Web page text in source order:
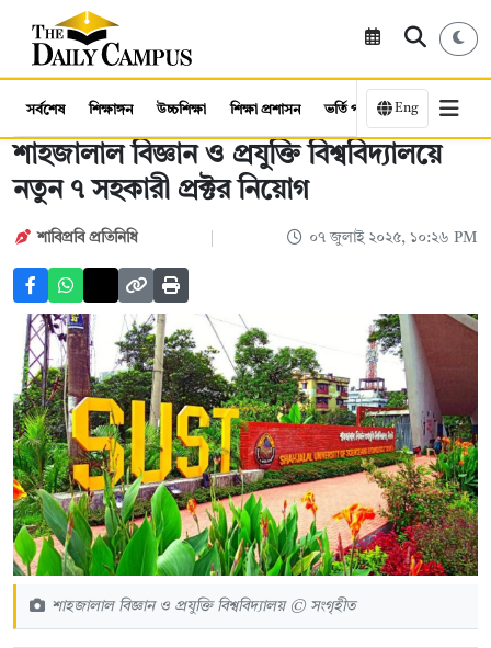
সর্বশেষ শিক্ষাঙ্গন উচ্চশিক্ষা শিক্ষা প্রশাসন ভর্তি পরীক্ষা কর্মসংস্থান
Eng
শাহজালাল বিজ্ঞান ও প্রযুক্তি বিশ্ববিদ্যালয়ে
নতুন ৭ সহকারী প্রক্টর নিয়োগ
শাবিপ্রবি প্রতিনিধি ০৭ জুলাই ২০২৫, ১০:২৬ PM
শাহজালাল বিজ্ঞান ও প্রযুক্তি বিশ্ববিদ্যালয় © সংগৃহীত